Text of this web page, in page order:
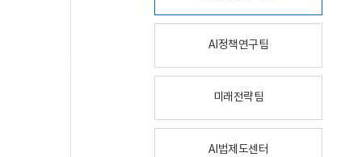
AI정책연구팀
미래전략팀
AI법제도센터